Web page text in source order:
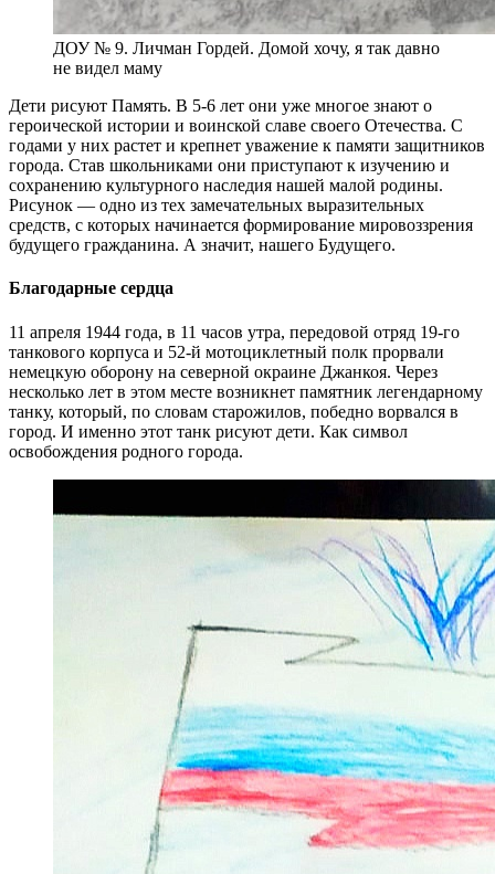
ДОУ № 9. Личман Гордей. Домой хочу, я так давно
не видел маму
Дети рисуют Память. В 5-6 лет они уже многое знают о
героической истории и воинской славе своего Отечества. С
годами у них растет и крепнет уважение к памяти защитников
города. Став школьниками они приступают к изучению и
сохранению культурного наследия нашей малой родины.
Рисунок — одно из тех замечательных выразительных
средств, с которых начинается формирование мировоззрения
будущего гражданина. А значит, нашего Будущего.
Благодарные сердца
11 апреля 1944 года, в 11 часов утра, передовой отряд 19-го
танкового корпуса и 52-й мотоциклетный полк прорвали
немецкую оборону на северной окраине Джанкоя. Через
несколько лет в этом месте возникнет памятник легендарному
танку, который, по словам старожилов, победно ворвался в
город. И именно этот танк рисуют дети. Как символ
освобождения родного города.